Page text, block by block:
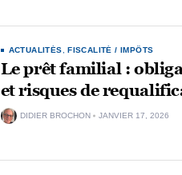
ACTUALITÉS ,FISCALITÉ / IMPÔTS
Le prêt familial :
et risques de
DIDIER BROCHON JANVIER 17, 2026